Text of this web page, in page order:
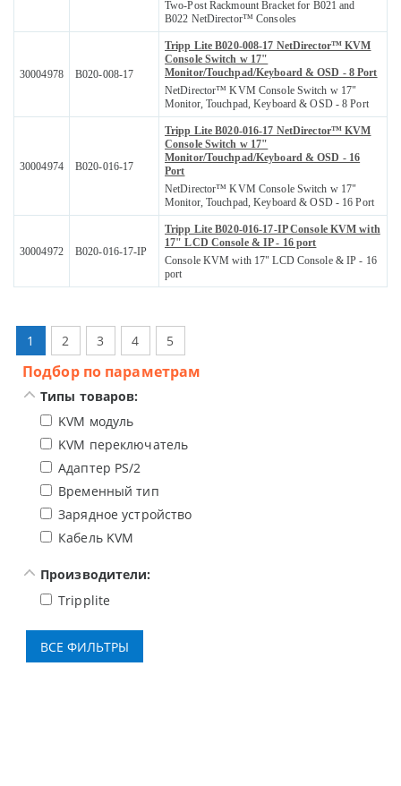
Two-Post Rackmount Bracket for B021 and
B022 NetDirector™ Consoles
30004978 B020-008-17
Tripp Lite B020-008-17 NetDirector™ KVM
Console Switch w 17"
Monitor/Touchpad/Keyboard & OSD - 8 Port
NetDirector™ KVM Console Switch w 17"
Monitor, Touchpad, Keyboard & OSD - 8 Port
30004974 B020-016-17
Tripp Lite B020-016-17 NetDirector™ KVM
Console Switch w 17"
Monitor/Touchpad/Keyboard & OSD - 16
Port
NetDirector™ KVM Console Switch w 17"
Monitor, Touchpad, Keyboard & OSD - 16 Port
30004972 B020-016-17-IP
Tripp Lite B020-016-17-IP Console KVM with
17" LCD Console & IP - 16 port
Console KVM with 17" LCD Console & IP - 16
port
1 2 3 4 5
Подбор по параметрам
Типы товаров:
KVM модуль
KVM переключатель
Адаптер PS/2
Временный тип
Зарядное устройство для планшетов
Кабель KVM
Производители:
Tripplite